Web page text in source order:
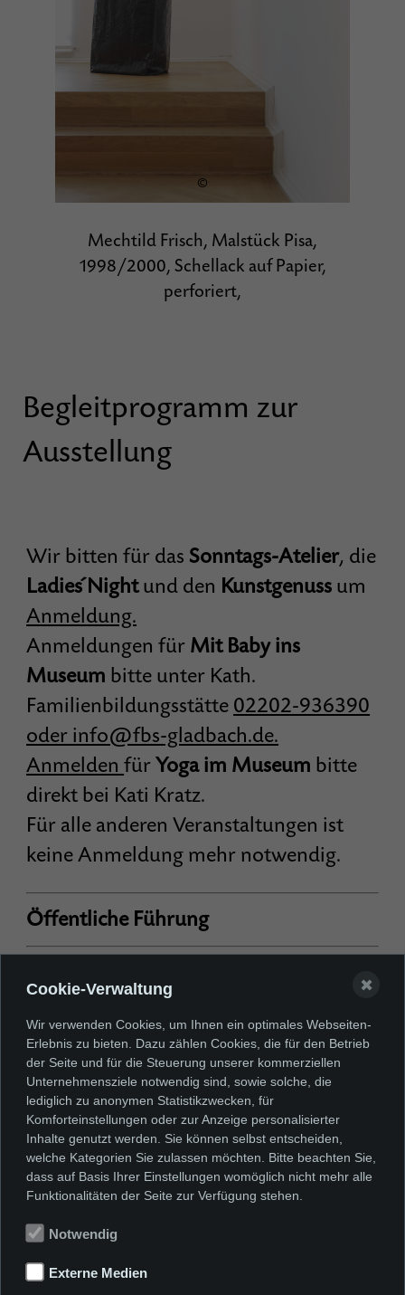
©
Mechtild Frisch, Malstück Pisa,
1998/2000, Schellack auf Papier,
perforiert,
Begleitprogramm zur
Ausstellung
Wir bitten für dasSonntags-Atelier, die
Ladies´ Nightund den Kunstgenuss um
Anmeldung.
Anmeldungen für Mit Baby ins
Museum bitte unter Kath.
Familienbildungsstätte 02202-936390
oder info@fbs-gladbach.de.
Anmelden fürYoga im Museum bitte
direkt bei Kati Kratz.
Für alle anderen Veranstaltungen ist
keine Anmeldung mehr notwendig.
Öffentliche Führung
Ladies’ Night
Salongespräche
Sonntags-Atelier
Kunstlabor
Kunstgenuss – Kunst, Kaffee & Kuchen
Cookie-Verwaltung
Wir verwenden Cookies, um Ihnen ein optimales Webseiten-
Erlebnis zu bieten. Dazu zählen Cookies, die für den Betrieb
der Seite und für die Steuerung unserer kommerziellen
Unternehmensziele notwendig sind, sowie solche, die
lediglich zu anonymen Statistikzwecken, für
Komforteinstellungen oder zur Anzeige personalisierter
Inhalte genutzt werden. Sie können selbst entscheiden,
welche Kategorien Sie zulassen möchten. Bitte beachten Sie,
dass auf Basis Ihrer Einstellungen womöglich nicht mehr alle
Funktionalitäten der Seite zur Verfügung stehen.
Notwendig
Externe Medien
✖